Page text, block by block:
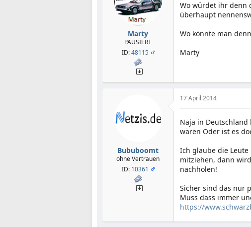
Marty
PAUSIERT
ID:48115
Wo würdet ihr denn
überhaupt
Wo könnte man
Marty
Bububoomt
ohne Vertrauen
ID: 10361
17 April 2014
Naja in
wären Oder ist es
Ich glaube die
mitziehen, dann
nachholen!
Sicher sind das nur
Muss dass immer
https://